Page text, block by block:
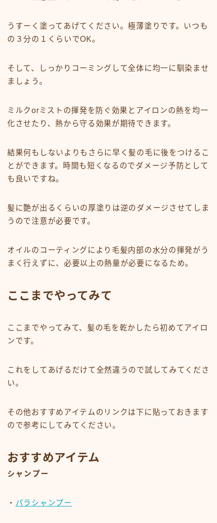
うすーく塗ってあげてください。極薄塗りです。いつも
の３分の１くらいでOK。
そして、しっかりコーミングして全体に均一に馴染ませ
ましょう。
ミルクorミストの揮発を防ぐ効果とアイロンの熱を均一
化させたり、熱から守る効果が期待できます。
結果何もしないよりもさらに早く髪の毛に後をつけるこ
とができます。時間も短くなるのでダメージ予防として
も良いですね。
髪に艶が出るくらいの厚塗りは逆のダメージさせてしま
うので注意が必要です。
オイルのコーティングにより毛髪内部の水分の揮発がう
まく行えずに、必要以上の熱量が必要になるため。
ここまでやってみて
ここまでやってみて、髪の毛を乾かしたら初めてアイロ
ンです。
これをしてあげるだけて全然違うので試してみてくださ
い。
その他おすすめアイテムのリンクは下に貼っておきます
ので参考にしてみてください。
おすすめアイテム
シャンプー
・ パラシャンプー